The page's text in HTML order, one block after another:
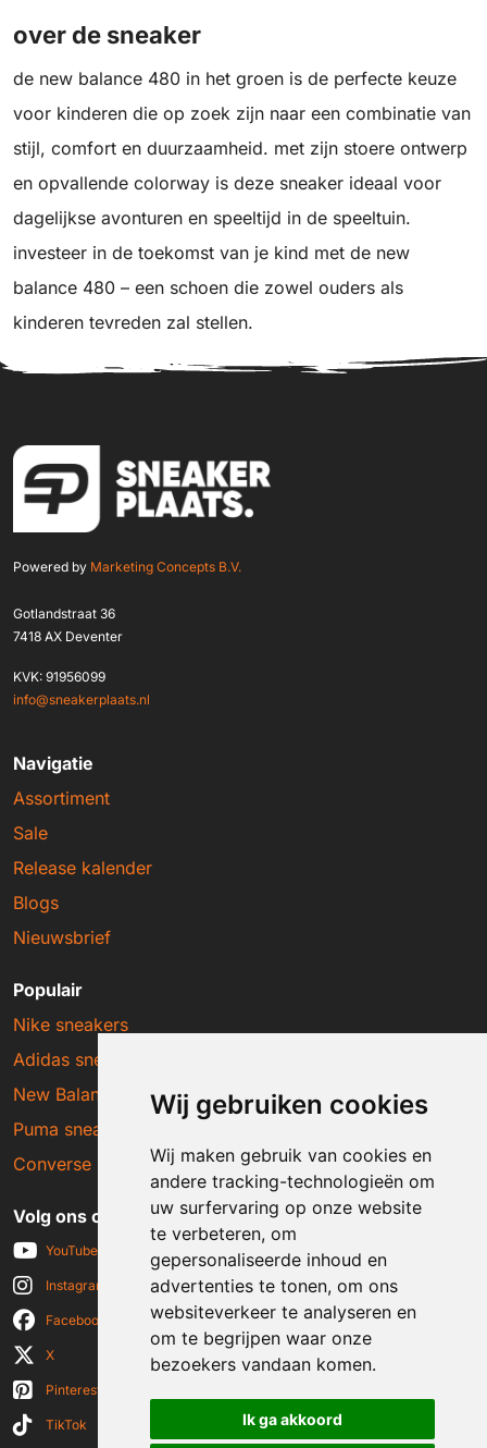
Wij gebruiken cookies
Wij maken gebruik van cookies en
andere tracking-technologieën om
uw surfervaring op onze website
te verbeteren, om
gepersonaliseerde inhoud en
advertenties te tonen, om ons
websiteverkeer te analyseren en
om te begrijpen waar onze
bezoekers vandaan komen.
Ik ga akkoord
over de sneaker
de new balance 480 in het groen is de perfecte keuze
voor kinderen die op zoek zijn naar een combinatie van
stijl, comfort en duurzaamheid. met zijn stoere ontwerp
en opvallende colorway is deze sneaker ideaal voor
dagelijkse avonturen en speeltijd in de speeltuin.
investeer in de toekomst van je kind met de new
balance 480 – een schoen die zowel ouders als
kinderen tevreden zal stellen.
Powered by Marketing Concepts B.V.
Gotlandstraat 36
7418 AX Deventer
KVK: 91956099
info@sneakerplaats.nl
Navigatie
Assortiment
Sale
Release kalender
Blogs
Nieuwsbrief
Populair
Nike sneakers
Adidas sneakers
New Balance sneakers
Puma sneakers
Converse sneakers
Volg ons op social media
YouTube
Instagram
Facebook
X
Pinterest
TikTok